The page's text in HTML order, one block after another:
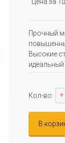
Цена за
Прочный
Высокие
идеальный
Кол-во: +
В